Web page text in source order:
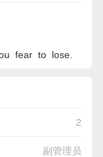
fear to lose.
2
副管理员